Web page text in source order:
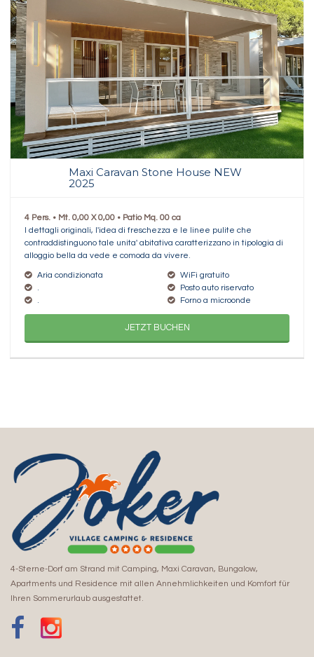
Maxi Caravan Stone House NEW
2025
4 Pers. • Mt. 0,00 X 0,00 • Patio Mq. 00 ca
I dettagli originali, l'idea di freschezza e le linee pulite che
contraddistinguono tale unita' abitativa caratterizzano in tipologia di
alloggio bella da vede e comoda da vivere.
Aria condizionata
.
.
WiFi gratuito
Posto auto riservato
Forno a microonde
JETZT BUCHEN
4-Sterne-Dorf am Strand mit Camping, Maxi Caravan, Bungalow,
Apartments und Residence mit allen Annehmlichkeiten und Komfort für
Ihren Sommerurlaub ausgestattet.